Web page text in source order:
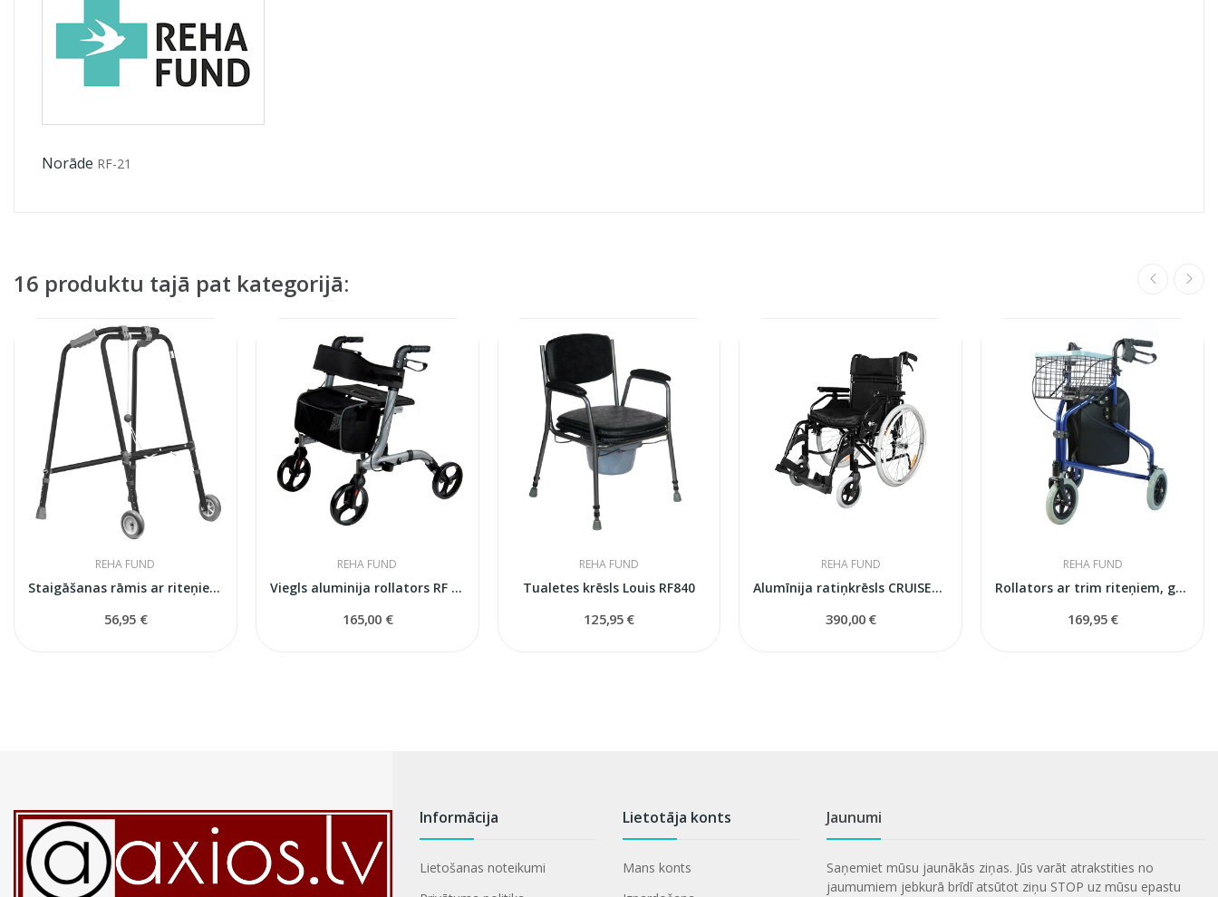
Norāde RF-21
16 produktu tajā pat kategorijā:
REHA FUND
Staigāšanas rāmis ar riteņiem RF-100 M
56,95 €
REHA FUND
Viegls aluminija rollators RF 620
165,00 €
REHA FUND
Tualetes krēsls Louis RF840
125,95 €
REHA FUND
Alumīnija ratiņkrēsls CRUISER ACTIVE
390,00 €
REHA FUND
Rollators ar trim riteņiem, grozu un somu RF-621
169,95 €
Informācija
Lietošanas noteikumi
Lietotāja konts
Mans konts
Jaunumi
Saņemiet mūsu jaunākās ziņas. Jūs varāt atrakstities no
jaumumiem jebkurā brīdī atsūtot ziņu STOP uz mūsu epastu